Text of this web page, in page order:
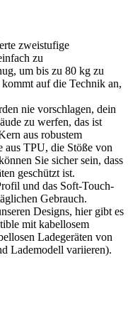
zweistufige
zu
um bis zu 80 kg zu
auf die Technik an,
nie vorschlagen, dein
zu werfen, das ist
aus robustem
aus TPU, die Stöße von
Sie sicher sein, dass
geschützt ist.
und das Soft-Touch-
Gebrauch.
Designs, hier gibt es
mit kabellosem
Ladegeräten von
Lademodell variieren).